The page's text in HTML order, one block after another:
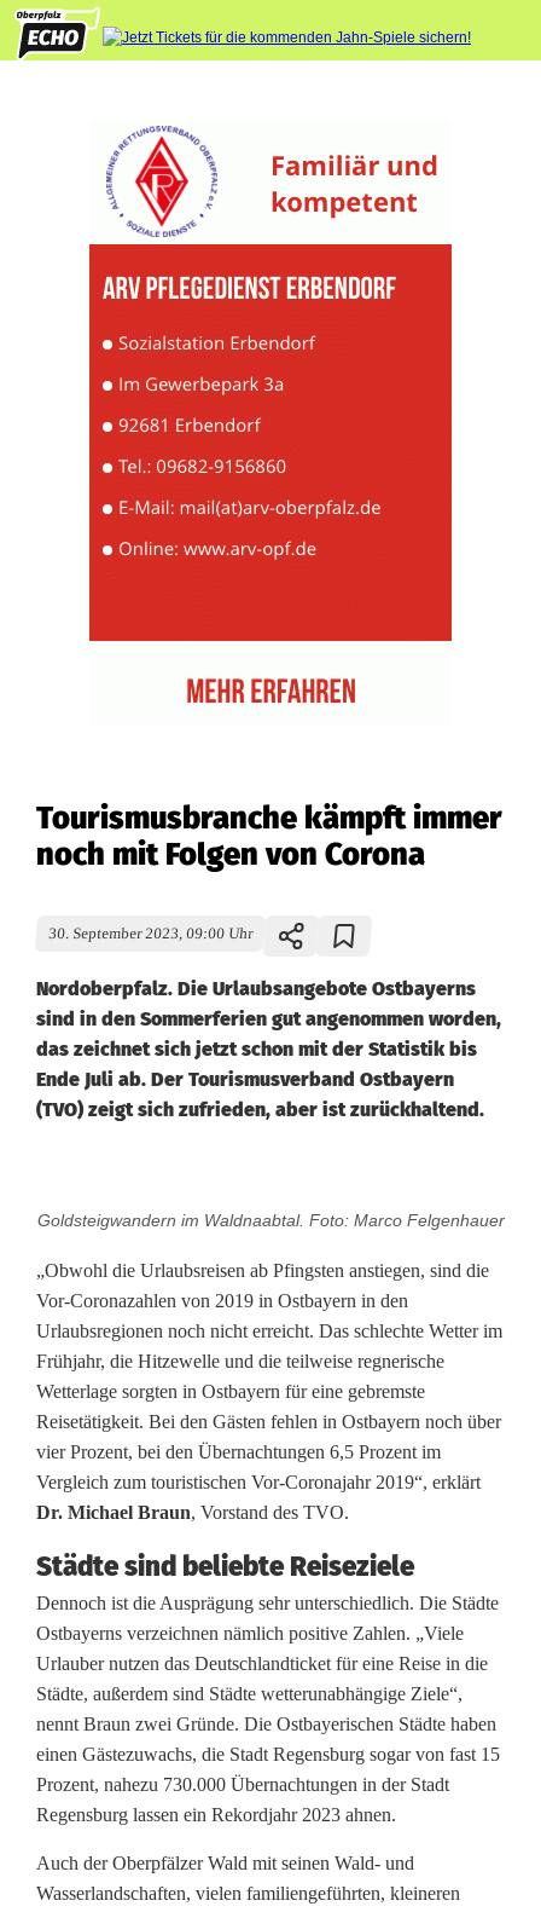
Tourismusbranche kämpft immer
noch mit Folgen von Corona
30. September 2023, 09:00 Uhr
Nordoberpfalz. Die Urlaubsangebote Ostbayerns
sind in den Sommerferien gut angenommen worden,
das zeichnet sich jetzt schon mit der Statistik bis
Ende Juli ab. Der Tourismusverband Ostbayern
(TVO) zeigt sich zufrieden, aber ist zurückhaltend.
u
r
i
s
m
u
s
b
r
a
n
c
e
Goldsteigwandern im Waldnaabtal. Foto: Marco Felgenhauer
„Obwohl die Urlaubsreisen ab Pfingsten anstiegen, sind die
Vor-Coronazahlen von 2019 in Ostbayern in den
Urlaubsregionen noch nicht erreicht. Das schlechte Wetter im
Frühjahr, die Hitzewelle und die teilweise regnerische
Wetterlage sorgten in Ostbayern für eine gebremste
Reisetätigkeit. Bei den Gästen fehlen in Ostbayern noch über
vier Prozent, bei den Übernachtungen 6,5 Prozent im
Vergleich zum touristischen Vor-Coronajahr 2019“, erklärt
Dr. Michael Braun, Vorstand des TVO.
Städte sind beliebte Reiseziele
Dennoch ist die Ausprägung sehr unterschiedlich. Die Städte
Ostbayerns verzeichnen nämlich positive Zahlen. „Viele
Urlauber nutzen das Deutschlandticket für eine Reise in die
Städte, außerdem sind Städte wetterunabhängige Ziele“,
nennt Braun zwei Gründe. Die Ostbayerischen Städte haben
einen Gästezuwachs, die Stadt Regensburg sogar von fast 15
Prozent, nahezu 730.000 Übernachtungen in der Stadt
Regensburg lassen ein Rekordjahr 2023 ahnen.
Auch der Oberpfälzer Wald mit seinen Wald- und
Wasserlandschaften, vielen familiengeführten, kleineren